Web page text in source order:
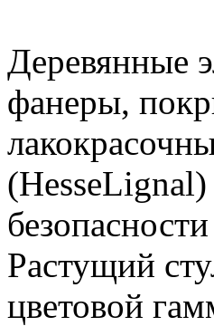
Деревянные
фанеры,
Растущий
цветовой